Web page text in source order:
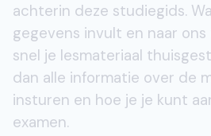
achterin deze studiegids.
gegevens invult en naar
snel je lesmateriaal
dan alle informatie over de
insturen en hoe je je kunt
examen.